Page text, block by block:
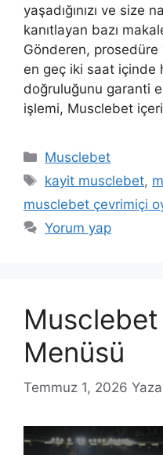
yaşadığınızı ve size
kanıtlayan bazı
Gönderen,
en geç iki saat içinde
doğruluğunu garanti
işlemi, Musclebet
Kategoriler
Musclebet
Etiketler
kayit musclebet,
musclebet çevrimiçi
Yorum yap
Menüsü
Temmuz 1, 2026